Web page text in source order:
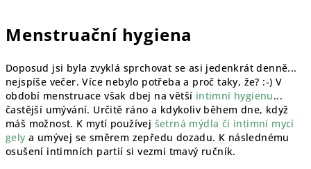
Menstruační hygiena
Doposud jsi byla zvyklá sprchovat se asi jedenkrát denně...
nejspíše večer. Více nebylo potřeba a proč taky, že? :-) V
období menstruace však dbej na větší intimní hygienu...
častější umývání. Určitě ráno a kdykoliv během dne, když
máš možnost. K mytí používej šetrná mýdla či intimní mycí
gely a umývej se směrem zepředu dozadu. K následnému
osušení intimních partií si vezmi tmavý ručník.